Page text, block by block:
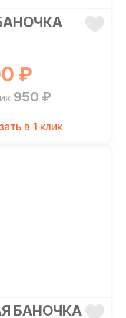
₽
950 ₽
в 1 клик
БАНОЧКА